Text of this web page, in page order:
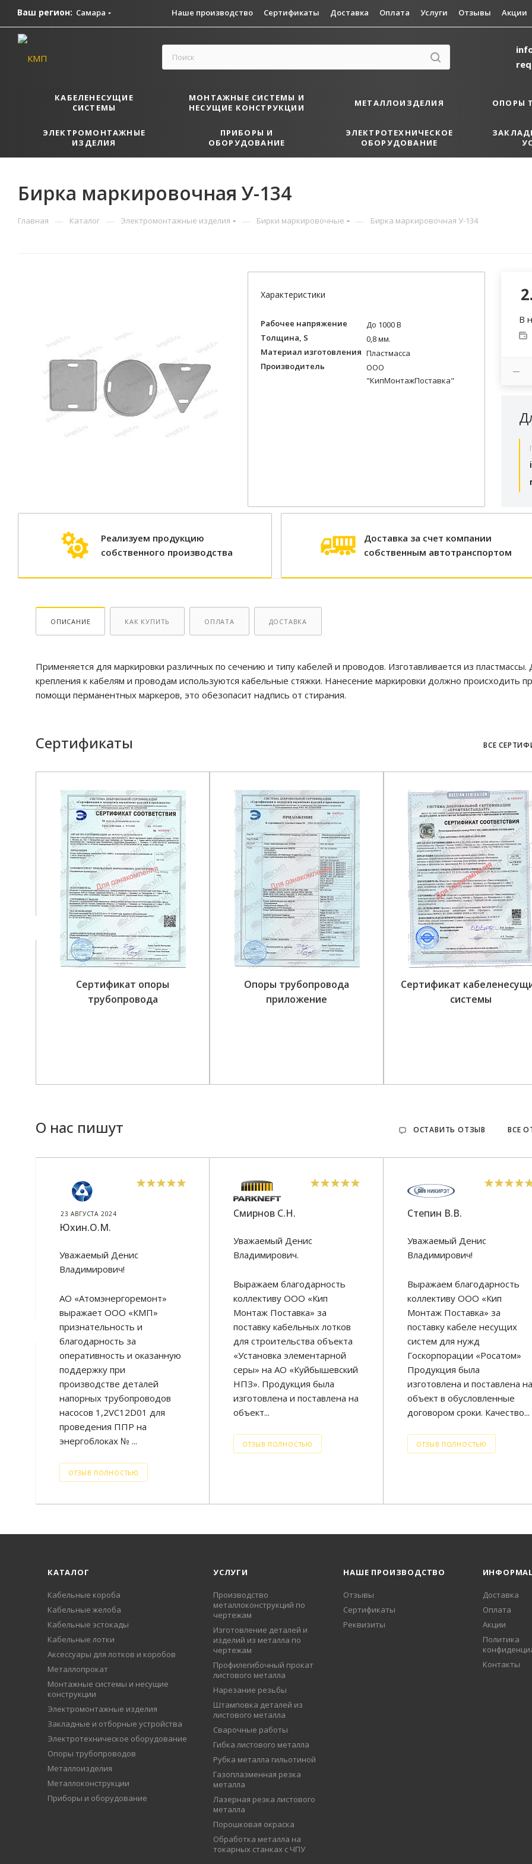
Ваш регион: Самара Наше производство Сертификаты Доставка Оплата Услуги Отзывы Акции
КАБЕЛЕНЕСУЩИЕ
СИСТЕМЫ
МОНТАЖНЫЕ СИСТЕМЫ И
НЕСУЩИЕ КОНСТРУКЦИИ
МЕТАЛЛОИЗДЕЛИЯ ОПОРЫ
ЭЛЕКТРОМОНТАЖНЫЕ
ИЗДЕЛИЯ
ПРИБОРЫ И
ОБОРУДОВАНИЕ
ЭЛЕКТРОТЕХНИЧЕСКОЕ
ОБОРУДОВАНИЕ
Бирка маркировочная У-134
Главная — Каталог — Электромонтажные изделия — Бирки маркировочные — Бирка маркировочная У-134
Характеристики
Рабочее напряжение
До 1000 В
Толщина, S
0,8 мм.
Материал изготовления Пластмасса
Производитель
ООО
"КипМонтажПоставка"
В
Реализуем продукцию
собственного производства
Доставка за счет компании
собственным автотранспортом
ОПИСАНИЕ КАК КУПИТЬ ОПЛАТА ДОСТАВКА
Применяется для маркировки различных по сечению и типу кабелей и проводов. Изготавливается из пластмассы.
крепления к кабелям и проводам используются кабельные стяжки. Нанесение маркировки должно происходить
помощи перманентных маркеров, это обезопасит надпись от стирания.
Сертификаты ВСЕ
Сертификат опоры
трубопровода
Опоры трубопровода
приложение
Сертификат
системы
О нас пишут ВСЕ
ОСТАВИТЬ ОТЗЫВ
23 АВГУСТА 2024
Юхин.О.М.
Уважаемый Денис
Владимирович!
АО «Атомэнергоремонт»
выражает ООО «КМП»
признательность и
благодарность за
оперативность и оказанную
поддержку при
производстве деталей
напорных трубопроводов
насосов 1,2VC12D01 для
проведения ППР на
энергоблоках № ...
ОТЗЫВ ПОЛНОСТЬЮ
Смирнов С.Н.
Уважаемый Денис
Владимирович.
Выражаем благодарность
коллективу ООО «Кип
Монтаж Поставка» за
поставку кабельных лотков
для строительства объекта
«Установка элементарной
серы» на АО «Куйбышевский
НПЗ». Продукция была
изготовлена и поставлена на
объект...
ОТЗЫВ ПОЛНОСТЬЮ
Степин В.В.
Уважаемый Денис
Владимирович!
Выражаем благодарность
коллективу ООО «Кип
Монтаж Поставка» за
поставку кабеле несущих
систем для нужд
Госкорпорации «Росатом»
Продукция была
изготовлена и поставлена на
объект в обусловленные
договором сроки. Качество...
ОТЗЫВ ПОЛНОСТЬЮ
КАТАЛОГ
Кабельные короба
Кабельные желоба
Кабельные эстокады
Кабельные лотки
Аксессуары для лотков и коробов
Металлопрокат
Монтажные системы и несущие
конструкции
Электромонтажные изделия
Закладные и отборные устройства
Электротехническое оборудование
Опоры трубопроводов
Металлоизделия
Металлоконструкции
Приборы и оборудование
УСЛУГИ
Производство
металлоконструкций по
чертежам
Изготовление деталей и
изделий из металла по
чертежам
Профилегибочный прокат
листового металла
Нарезание резьбы
Штамповка деталей из
листового металла
Сварочные работы
Гибка листового металла
Рубка металла гильотиной
Газоплазменная резка
металла
Лазерная резка листового
металла
Порошковая окраска
Обработка металла на
токарных станках с ЧПУ
НАШЕ ПРОИЗВОДСТВО
Отзывы
Сертификаты
Реквизиты
Доставка
Оплата
Акции
Политика
Контакты